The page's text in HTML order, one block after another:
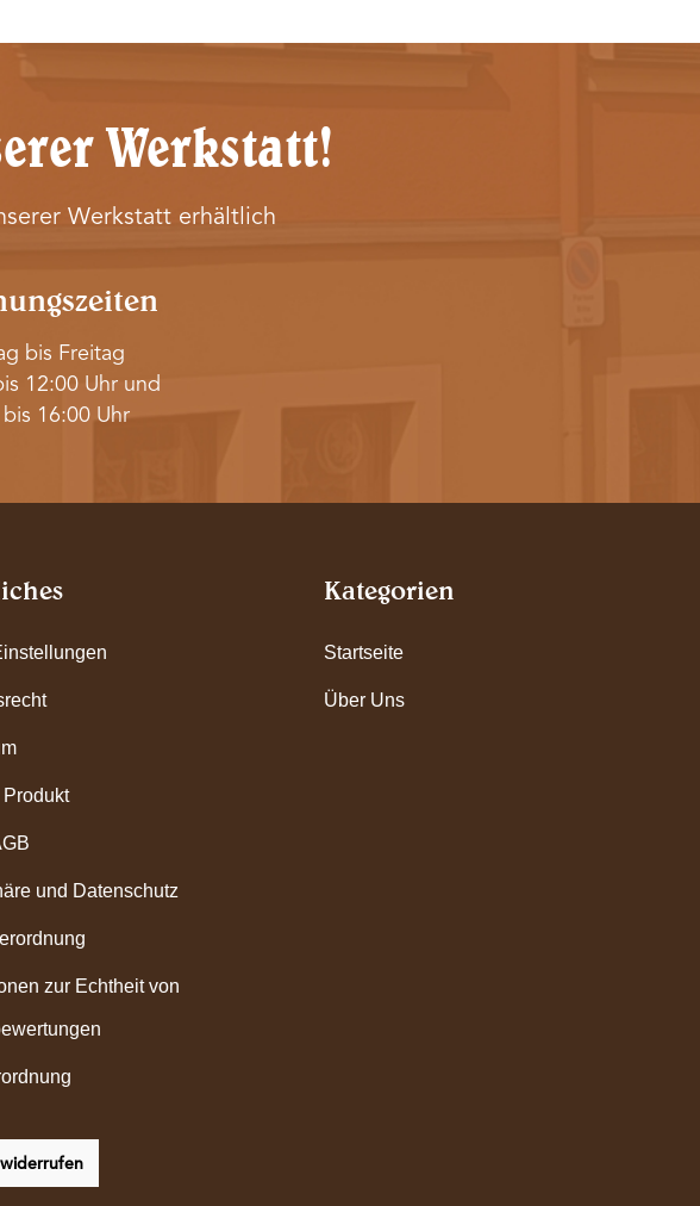
Werkstatt!
Werkstatt erhältlich
bis Freitag
12:00 Uhr und
16:00 Uhr
Produkt
und Datenschutz
zur Echtheit von
Kategorien
Startseite
Über Uns